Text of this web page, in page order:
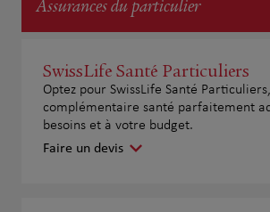
Assurances du particulier
SwissLife Santé Particuliers
Optez pour SwissLife Santé
complémentaire santé parfaitement
besoins et à votre budget.
Faire un devis